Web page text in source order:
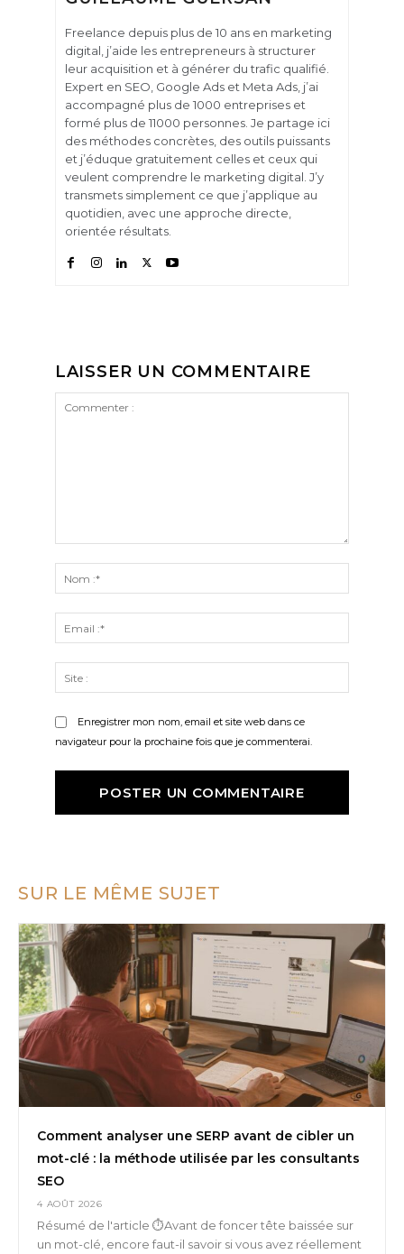
Freelance depuis plus de 10 ans en marketing
digital, j’aide les entrepreneurs à structurer
leur acquisition et à générer du trafic qualifié.
Expert en SEO, Google Ads et Meta Ads, j’ai
accompagné plus de 1000 entreprises et
formé plus de 11000 personnes. Je partage ici
des méthodes concrètes, des outils puissants
et j’éduque gratuitement celles et ceux qui
veulent comprendre le marketing digital. J’y
transmets simplement ce que j’applique au
quotidien, avec une approche directe,
orientée résultats.
LAISSER UN COMMENTAIRE
:*
:*
:
Enregistrer mon nom, email et site web dans ce
navigateur pour la prochaine fois que je commenterai.
SUR LE MÊME SUJET
Comment analyser une SERP avant de cibler un
mot-clé : la méthode utilisée par les consultants
SEO
4 AOÛT 2026
Résumé de l'article ⏱️Avant de foncer tête baissée sur
un mot-clé, encore faut-il savoir si vous avez réellement